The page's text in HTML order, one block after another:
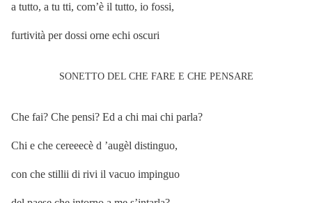
a tutto, a tu tti, com’è il tutto, io fossi,
furtività per dossi orne echi oscuri
SONETTO DEL CHE FARE E CHE PENSARE
Che fai? Che pensi? Ed a chi mai chi parla?
Chi e che cereeecè d ’augèl distinguo,
con che stillii di rivi il vacuo impinguo